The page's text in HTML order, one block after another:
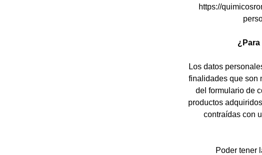
https://
Los datos
finalidades que son
del formulario de
productos
contraídas con
Poder tener